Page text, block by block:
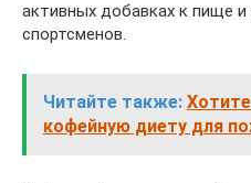
активных добавках к пище и
спортсменов.
Читайте также:
кофейную диету для